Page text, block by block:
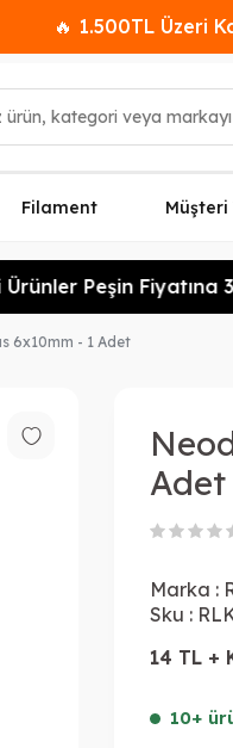
🔥 1.500TL Üzeri
Filament
Peşin Fiyatına 3
6x10mm - 1 Adet
Adet
Marka :
Sku :
14 TL +
10+